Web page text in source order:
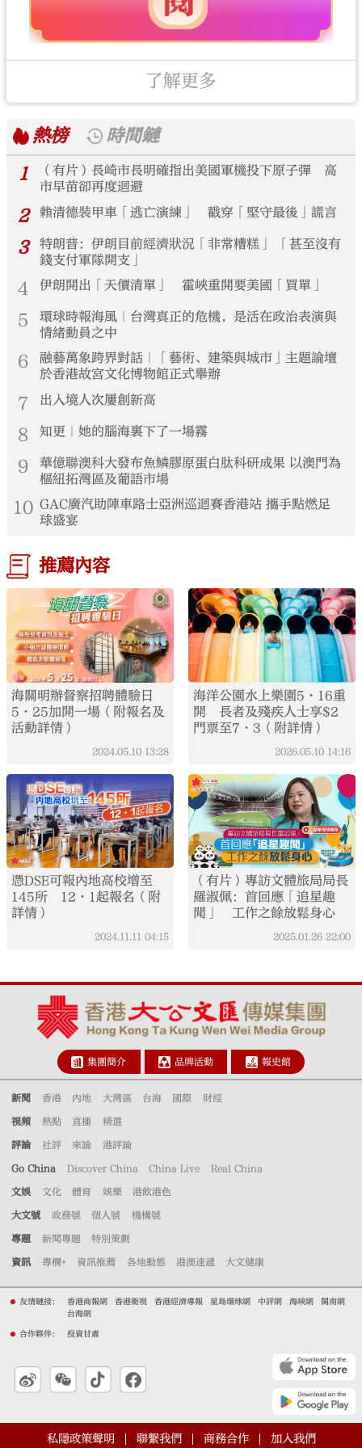
了解更多
熱榜
時間鏈
1
（有片）長崎市長明確指出美國軍機投下原子彈 高
市早苗卻再度迴避
2 賴清德裝甲車「逃亡演練」 戳穿「堅守最後」謊言
3
特朗普：伊朗目前經濟狀況「非常糟糕」 「甚至沒有
錢支付軍隊開支」
4 伊朗開出「天價清單」 霍峽重開要美國「買單」
5
環球時報海風｜台灣真正的危機，是活在政治表演與
情緒動員之中
6
融藝萬象跨界對話｜「藝術、建築與城市」主題論壇
於香港故宮文化博物館正式舉辦
7 出入境人次屢創新高
8 知更｜她的腦海裏下了一場霧
9
華億聯澳科大發布魚鱗膠原蛋白肽科研成果 以澳門為
樞紐拓灣區及葡語市場
10 GAC廣汽助陣車路士亞洲巡迴賽香港站 攜手點燃足
球盛宴
推薦內容
海關明辦督察招聘體驗日
5·25加開一場（附報名及
活動詳情）
2024.05.10 13:28
海洋公園水上樂園5·16重
開 長者及殘疾人士享$2
門票至7·3（附詳情）
2026.05.10 14:16
憑DSE可報內地高校增至​
145所 12·1起報名（附
詳情）
2024.11.11 04:15
（有片）專訪文體旅局局長
羅淑佩：首回應「追星趣
聞」 工作之餘放鬆身心
2025.01.26 22:00
集團簡介 品牌活動 報史館
新聞 香港 內地 大灣區 台海 國際 財經
視頻 熱點 直播 精選
評論 社評 來論 港評論
Go China Discover China China Live Real China
文娛 文化 體育 娛樂 港飲港色
大文號 政務號 個人號 機構號
專題 新聞專題 特別策劃
資訊 專欄+ 資訊推薦 各地動態 港澳速遞 大文健康
友情鏈接： 香港商報網 香港衛視 香港經濟導報 星島環球網 中評網 海峽網
閩南網
台海網
合作夥伴： 投資甘肅
私隱政策聲明 聯繫我們 商務合作 加入我們